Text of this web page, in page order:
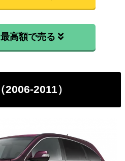
燃料代
149,400円
高額で売る
2011）